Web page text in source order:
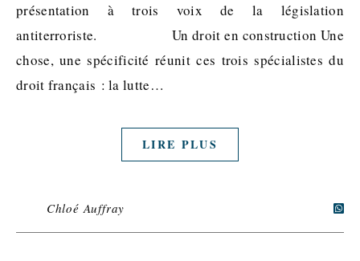
présentation à trois voix de la législation
antiterroriste. Un droit en construction Une
chose, une spécificité réunit ces trois spécialistes du
droit français : la lutte…
LIRE PLUS
Chloé Auffray